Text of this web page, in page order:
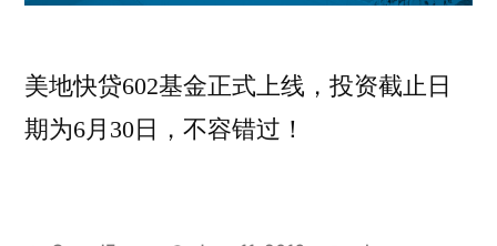
美地快贷602基金正式上线，投资截止日
期为6月30日，不容错过！